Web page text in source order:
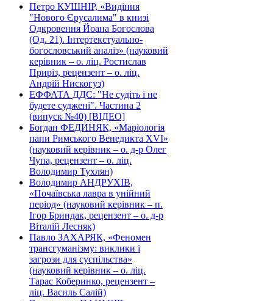
Петро КУШНІР, «Видіння
"Нового Єрусалима" в книзі
Одкровення Йоана Богослова
(Од. 21). Інтертекстуально-
богословський аналіз» (науковий
керівник – о. ліц. Ростислав
Приріз, рецензент – о. ліц.
Андрій Нискогуз)
ЕФФАТА ДДС: "Не судіть і не
будете суджені". Частина 2
(випуск №40) [ВІДЕО]
Богдан ФЕДИНЯК, «Маріологія
папи Римського Венедикта XVI»
(науковий керівник – о. д-р Олег
Чупа, рецензент – о. ліц.
Володимир Тухлян)
Володимир АНДРУХІВ,
«Почаївська лавра в унійний
період» (науковий керівник – п.
Ігор Бриндак, рецензент – о. д-р
Віталій Лесняк)
Павло ЗАХАРЯК, «Феномен
трансгуманізму: виклики і
загрози для суспільства»
(науковий керівник – о. ліц.
Тарас Коберинко, рецензент –
ліц. Василь Салій)